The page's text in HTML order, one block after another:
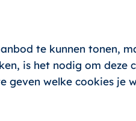
te kunnen tonen,
is het nodig om deze
geven welke cookies je